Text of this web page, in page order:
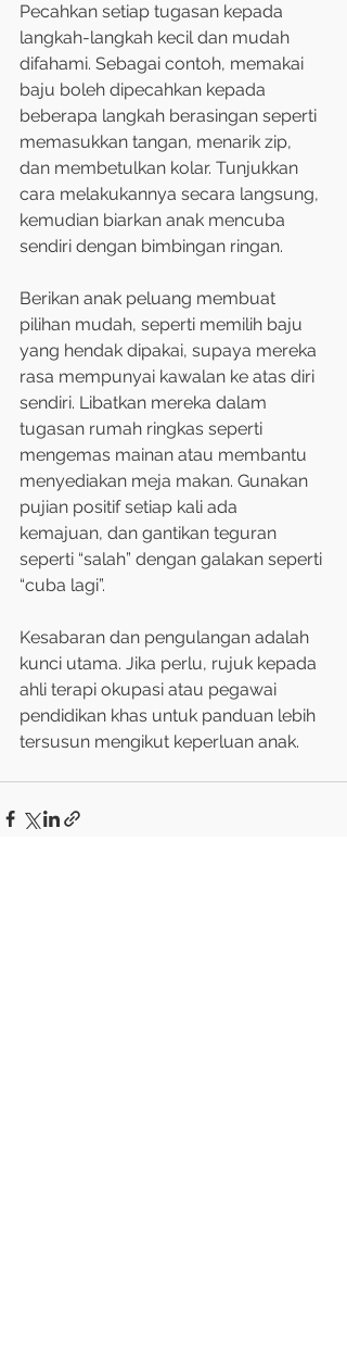
Pecahkan setiap tugasan kepada
langkah-langkah kecil dan mudah
difahami. Sebagai contoh, memakai
baju boleh dipecahkan kepada
beberapa langkah berasingan seperti
memasukkan tangan, menarik zip,
dan membetulkan kolar. Tunjukkan
cara melakukannya secara langsung,
kemudian biarkan anak mencuba
sendiri dengan bimbingan ringan.
Berikan anak peluang membuat
pilihan mudah, seperti memilih baju
yang hendak dipakai, supaya mereka
rasa mempunyai kawalan ke atas diri
sendiri. Libatkan mereka dalam
tugasan rumah ringkas seperti
mengemas mainan atau membantu
menyediakan meja makan. Gunakan
pujian positif setiap kali ada
kemajuan, dan gantikan teguran
seperti “salah” dengan galakan seperti
“cuba lagi”.
Kesabaran dan pengulangan adalah
kunci utama. Jika perlu, rujuk kepada
ahli terapi okupasi atau pegawai
pendidikan khas untuk panduan lebih
tersusun mengikut keperluan anak.